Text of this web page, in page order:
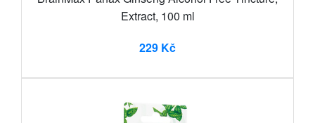
Extract, 100 ml
229 Kč